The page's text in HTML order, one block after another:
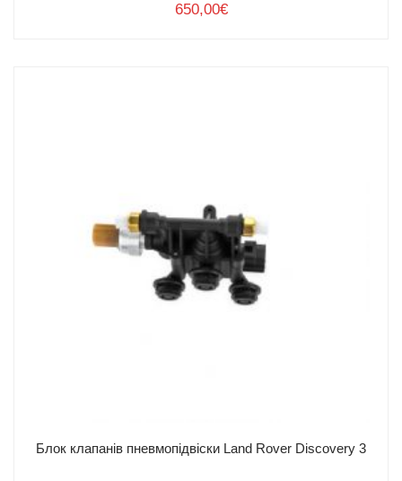
650,00€
Блок клапанів пневмопідвіски Land Rover Discovery 3
Доставка та оплата
Інжиніринг
Легкові авто
Вантажні авто
Про нас
Контакти